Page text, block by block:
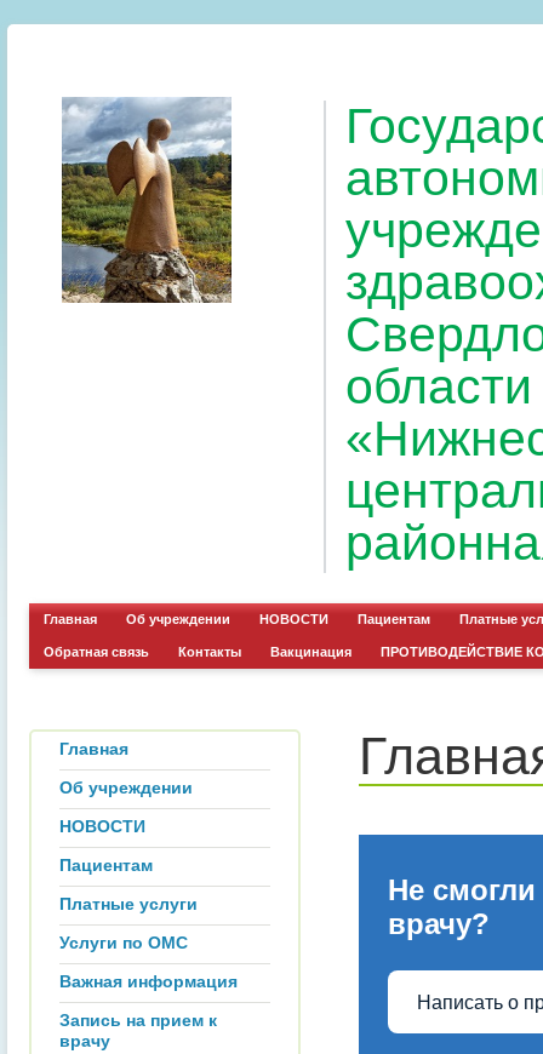
области
Главная Об учреждении НОВОСТИ Пациентам Платные
Обратная связь Контакты Вакцинация ПРОТИВОДЕЙСТВИЕ
Главная
Об учреждении
НОВОСТИ
Пациентам
Платные услуги
Услуги по ОМС
Важная информация
Запись на прием к
врачу
Не смогли
врачу?
Написать о